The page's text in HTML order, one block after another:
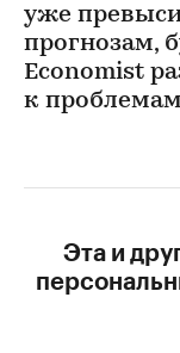
уже
прогнозам,
Economist
к
Эта и